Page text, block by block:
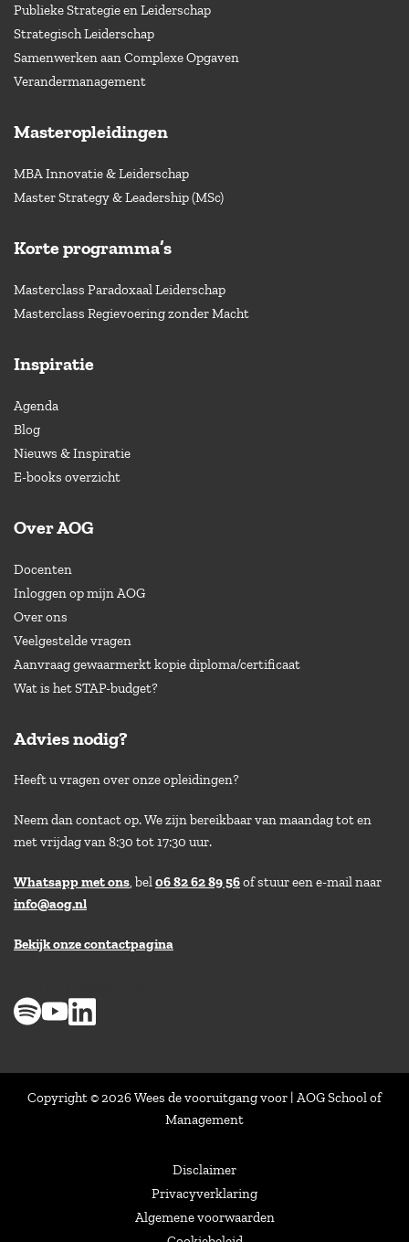
Publieke Strategie en Leiderschap
Strategisch Leiderschap
Samenwerken aan Complexe Opgaven
Verandermanagement
Masteropleidingen
MBA Innovatie & Leiderschap
Master Strategy & Leadership (MSc)
Korte programma’s
Masterclass Paradoxaal Leiderschap
Masterclass Regievoering zonder Macht
Inspiratie
Agenda
Blog
Nieuws & Inspiratie
E-books overzicht
Over AOG
Docenten
Inloggen op mijn AOG
Over ons
Veelgestelde vragen
Aanvraag gewaarmerkt kopie diploma/certificaat
Wat is het STAP-budget?
Advies nodig?
Heeft u vragen over onze opleidingen?
Neem dan contact op. We zijn bereikbaar van maandag tot en
met vrijdag van 8:30 tot 17:30 uur.
Whatsapp met ons, bel06 82 62 89 56of stuur een e-mail naar
info@aog.nl
Bekijk onze contactpagina
Copyright © 2026 Wees de vooruitgang voor | AOG School of
Management
Disclaimer
Privacyverklaring
Algemene voorwaarden